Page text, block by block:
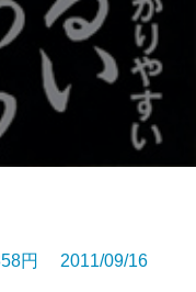
円 2011/09/16